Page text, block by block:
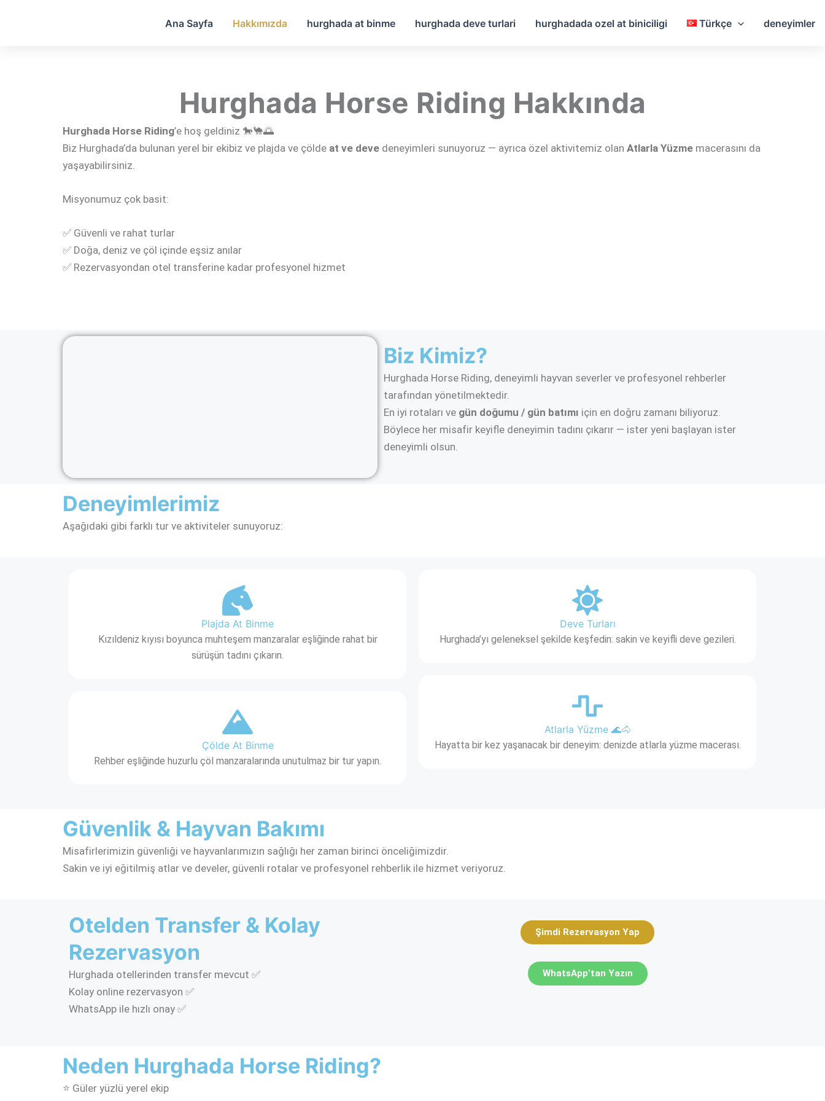
Ana Sayfa Hakkımızda hurghada at binme hurghada deve turlari hurghadada ozel at biniciligi Türkçe deneyimler
Hurghada Horse Riding Hakkında
Hurghada Horse Riding’e hoş geldiniz 🐎🐪🌅
Biz Hurghada’da bulunan yerel bir ekibiz ve plajda ve çölde at ve deve deneyimleri sunuyoruz — ayrıca özel aktivitemiz olan Atlarla Yüzme macerasını da
yaşayabilirsiniz.
Misyonumuz çok basit:
✅ Güvenli ve rahat turlar
✅ Doğa, deniz ve çöl içinde eşsiz anılar
✅ Rezervasyondan otel transferine kadar profesyonel hizmet
Biz Kimiz?
Hurghada Horse Riding, deneyimli hayvan severler ve profesyonel rehberler
tarafından yönetilmektedir.
En iyi rotaları ve gün doğumu / gün batımı için en doğru zamanı biliyoruz.
Böylece her misafir keyifle deneyimin tadını çıkarır — ister yeni başlayan ister
deneyimli olsun.
Deneyimlerimiz
Aşağıdaki gibi farklı tur ve aktiviteler sunuyoruz:
Plajda At Binme
Kızıldeniz kıyısı boyunca muhteşem manzaralar eşliğinde rahat bir
sürüşün tadını çıkarın.
Çölde At Binme
Rehber eşliğinde huzurlu çöl manzaralarında unutulmaz bir tur yapın.
Deve Turları
Hurghada’yı geleneksel şekilde keşfedin: sakin ve keyifli deve gezileri.
Atlarla Yüzme 🌊🐴
Hayatta bir kez yaşanacak bir deneyim: denizde atlarla yüzme macerası.
Güvenlik & Hayvan Bakımı
Misafirlerimizin güvenliği ve hayvanlarımızın sağlığı her zaman birinci önceliğimizdir.
Sakin ve iyi eğitilmiş atlar ve develer, güvenli rotalar ve profesyonel rehberlik ile hizmet veriyoruz.
Otelden Transfer & Kolay
Rezervasyon
Hurghada otellerinden transfer mevcut ✅
Kolay online rezervasyon ✅
WhatsApp ile hızlı onay ✅
Şimdi Rezervasyon Yap
WhatsApp’tan Yazın
Neden Hurghada Horse Riding?
⭐ Güler yüzlü yerel ekip